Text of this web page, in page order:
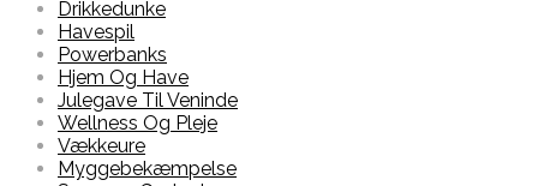
Drikkedunke
Havespil
Powerbanks
Hjem Og Have
Julegave Til Veninde
Wellness Og Pleje
Vækkeure
Myggebekæmpelse